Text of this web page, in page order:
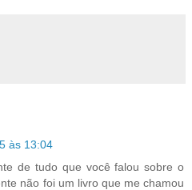
às 13:04
de tudo que você falou sobre o
não foi um livro que me chamou